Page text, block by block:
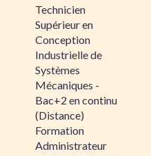
Technicien
Supérieur en
Conception
Industrielle de
Systèmes
Mécaniques -
Bac+2 en continu
(Distance)
Formation
Administrateur